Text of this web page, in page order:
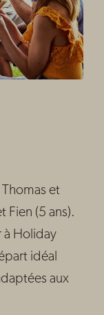
et
Fien (5 ans).
à Holiday
idéal
aux